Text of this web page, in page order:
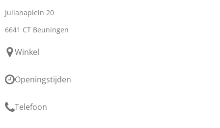
Julianaplein 20
6641 CT Beuningen
Winkel
Openingstijden
Telefoon